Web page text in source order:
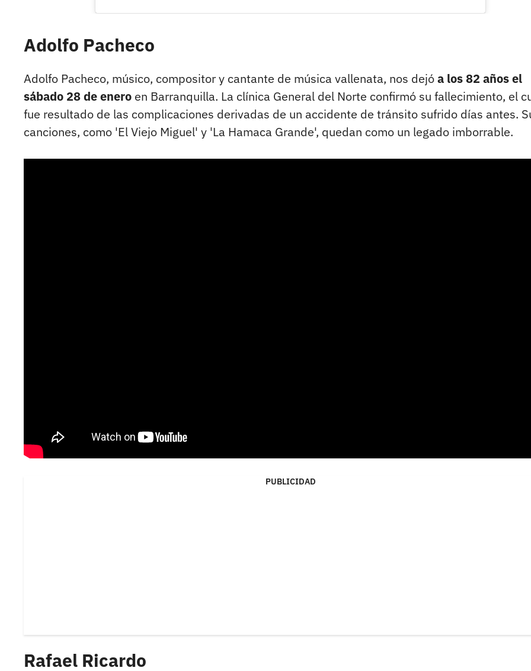
Adolfo Pacheco
Adolfo Pacheco, músico, compositor y cantante de música vallenata, nos dejóa los 82 años el
sábado 28 de enero en Barranquilla. La clínica General del Norte confirmó su fallecimiento, el
fue resultado de las complicaciones derivadas de un accidente de tránsito sufrido días antes.
canciones, como 'El Viejo Miguel' y 'La Hamaca Grande', quedan como un legado imborrable.
PUBLICIDAD
Rafael Ricardo